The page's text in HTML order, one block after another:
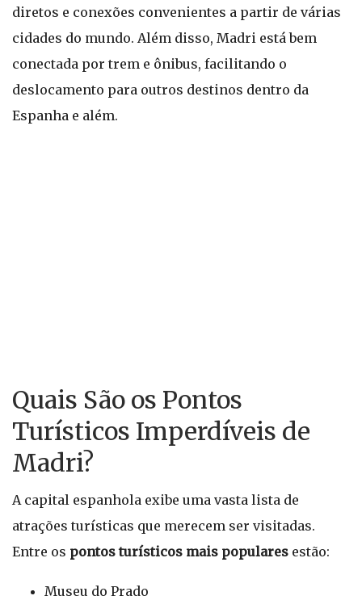
diretos e conexões convenientes a partir de várias
cidades do mundo. Além disso, Madri está bem
conectada por trem e ônibus, facilitando o
deslocamento para outros destinos dentro da
Espanha e além.
Quais São os Pontos
Turísticos Imperdíveis de
Madri?
A capital espanhola exibe uma vasta lista de
atrações turísticas que merecem ser visitadas.
Entre os pontos turísticos mais populares estão:
Museu do Prado